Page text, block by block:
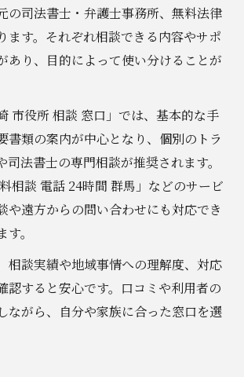
の司法書士・弁護士事務所、無料法律
ます。それぞれ相談できる内容やサポ
あり、目的によって使い分けることが
市役所 相談 窓口」では、基本的な手
書類の案内が中心となり、個別のトラ
司法書士の専門相談が推奨されます。
相談 電話 24時間 群馬」などのサービ
や遠方からの問い合わせにも対応でき
。
相談実績や地域事情への理解度、対応
認すると安心です。口コミや利用者の
ながら、自分や家族に合った窓口を選